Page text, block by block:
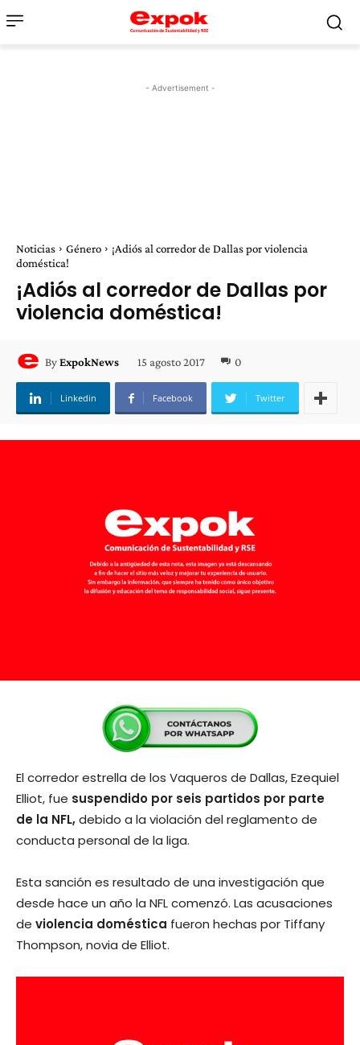
- Advertisement -
Noticias Género
¡Adiós al corredor de Dallas por violencia
doméstica!
¡Adiós al corredor de Dallas por
violencia doméstica!
ByExpokNews 15 agosto 2017 0
Linkedin Facebook Twitter
El corredor estrella de los Vaqueros de Dallas, Ezequiel
Elliot, fue suspendido por seis partidos por parte
de la NFL,debido a la violación del reglamento de
conducta personal de la liga.
Esta sanción es resultado de una investigación que
desde hace un año la NFL comenzó. Las acusaciones
de violencia doméstica fueron hechas por Tiffany
Thompson, novia de Elliot.